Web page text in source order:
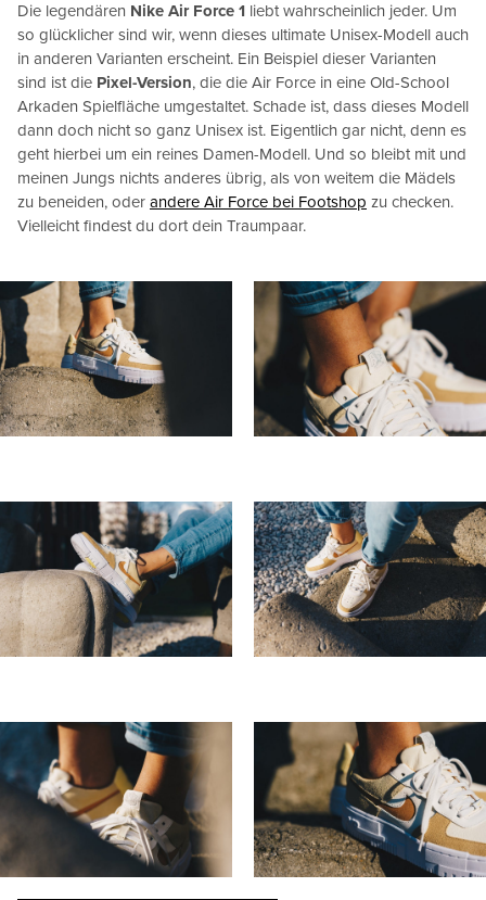
Die legendären Nike Air Force 1 liebt wahrscheinlich jeder. Um
so glücklicher sind wir, wenn dieses ultimate Unisex-Modell auch
in anderen Varianten erscheint. Ein Beispiel dieser Varianten
sind ist die Pixel-Version, die die Air Force in eine Old-School
Arkaden Spielfläche umgestaltet. Schade ist, dass dieses Modell
dann doch nicht so ganz Unisex ist. Eigentlich gar nicht, denn es
geht hierbei um ein reines Damen-Modell. Und so bleibt mit und
meinen Jungs nichts anderes übrig, als von weitem die Mädels
zu beneiden, oder andere Air Force bei Footshop zu checken.
Vielleicht findest du dort dein Traumpaar.